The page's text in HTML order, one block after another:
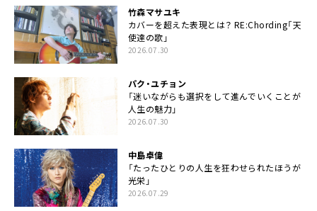
竹森マサユキ
カバーを超えた表現とは？ RE:Chording「天
使達の歌」
2026.07.30
パク・ユチョン
「迷いながらも選択をして進んでいくことが
人生の魅力」
2026.07.30
中島卓偉
「たったひとりの人生を狂わせられたほうが
光栄」
2026.07.29